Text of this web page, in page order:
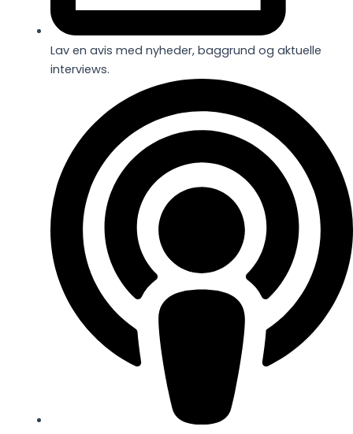
Lav en avis med nyheder, baggrund og aktuelle
interviews.